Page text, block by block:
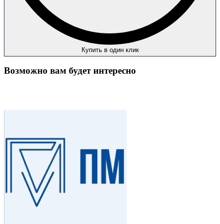
Купить в один клик
Возможно вам будет интересно